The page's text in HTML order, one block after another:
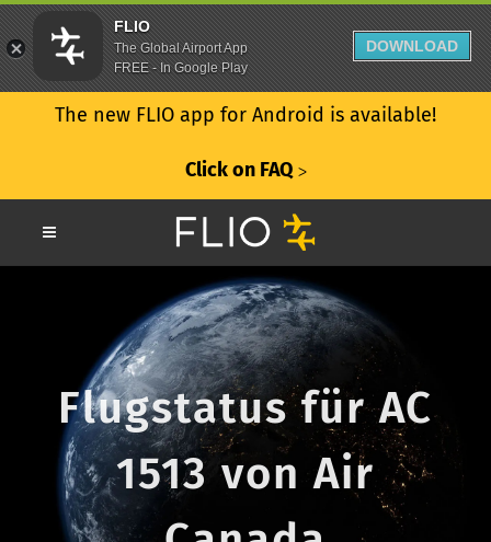
The new FLIO app for Android is available!
Click on FAQ ᐳ
Flugstatus für AC
1513 von Air
FLIO
The Global Airport App
FREE - In Google Play
DOWNLOAD